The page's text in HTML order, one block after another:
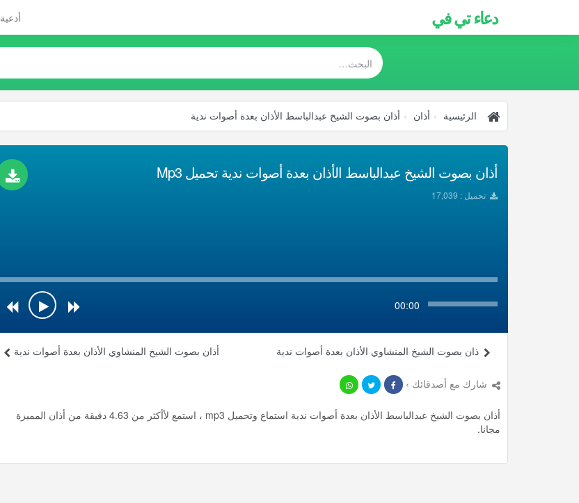
دعاء تي في أدعية
الرئيسية أذان أذان بصوت الشيخ عبدالباسط الأذان بعدة أصوات ندية
أذان بصوت الشيخ عبدالباسط الأذان بعدة أصوات ندية تحميل Mp3
تحميل : 17,039
00:00
أذان بصوت الشيخ المنشاوي الأذان بعدة أصوات ندية ذان بصوت الشيخ المنشاوي الأذان بعدة أصوات ندية
شارك مع أصدقائك ›
أذان بصوت الشيخ عبدالباسط الأذان بعدة أصوات ندية استماع وتحميل mp3 ، استمع لأأكثر من 4.63 دقيقة من أذان المميزة
مجانا.